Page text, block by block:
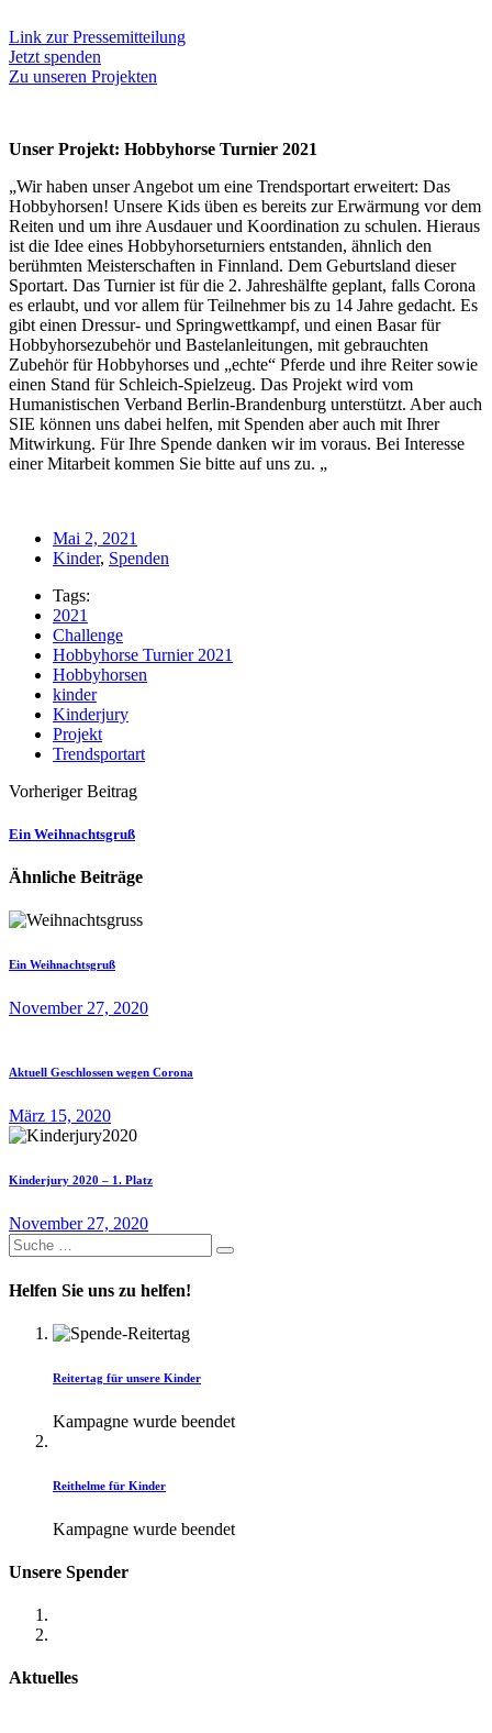
Link zur Pressemitteilung
Jetzt spenden
Zu unseren Projekten
Unser Projekt: Hobbyhorse Turnier 2021
„Wir haben unser Angebot um eine Trendsportart erweitert: Das
Hobbyhorsen! Unsere Kids üben es bereits zur Erwärmung vor dem
Reiten und um ihre Ausdauer und Koordination zu schulen. Hieraus
ist die Idee eines Hobbyhorseturniers entstanden, ähnlich den
berühmten Meisterschaften in Finnland. Dem Geburtsland dieser
Sportart. Das Turnier ist für die 2. Jahreshälfte geplant, falls Corona
es erlaubt, und vor allem für Teilnehmer bis zu 14 Jahre gedacht. Es
gibt einen Dressur- und Springwettkampf, und einen Basar für
Hobbyhorsezubehör und Bastelanleitungen, mit gebrauchten
Zubehör für Hobbyhorses und „echte“ Pferde und ihre Reiter sowie
einen Stand für Schleich-Spielzeug. Das Projekt wird vom
Humanistischen Verband Berlin-Brandenburg unterstützt. Aber auch
SIE können uns dabei helfen, mit Spenden aber auch mit Ihrer
Mitwirkung. Für Ihre Spende danken wir im voraus. Bei Interesse
einer Mitarbeit kommen Sie bitte auf uns zu. „
Mai 2, 2021
Kinder, Spenden
Tags:
2021
Challenge
Hobbyhorse Turnier 2021
Hobbyhorsen
kinder
Kinderjury
Projekt
Trendsportart
Vorheriger Beitrag
Ein Weihnachtsgruß
Ähnliche Beiträge
Ein Weihnachtsgruß
November 27, 2020
Aktuell Geschlossen wegen Corona
März 15, 2020
Kinderjury 2020 – 1. Platz
November 27, 2020
Helfen Sie uns zu helfen!
Reitertag für unsere Kinder
Kampagne wurde beendet
Reithelme für Kinder
Kampagne wurde beendet
Unsere Spender
Aktuelles